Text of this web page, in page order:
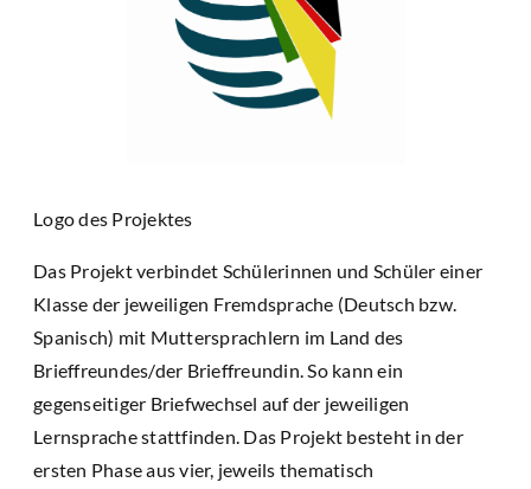
Logo des Projektes
Das Projekt verbindet Schülerinnen und Schüler einer
Klasse der jeweiligen Fremdsprache (Deutsch bzw.
Spanisch) mit Muttersprachlern im Land des
Brieffreundes/der Brieffreundin. So kann ein
gegenseitiger Briefwechsel auf der jeweiligen
Lernsprache stattfinden. Das Projekt besteht in der
ersten Phase aus vier, jeweils thematisch